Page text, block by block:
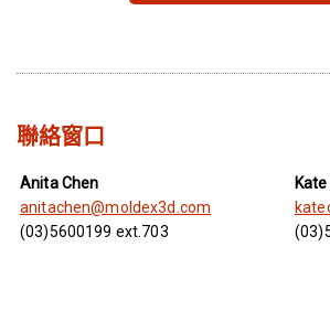
聯絡窗口
Anita Chen
anitachen@moldex3d.com
(03)5600199 ext.703
Kate